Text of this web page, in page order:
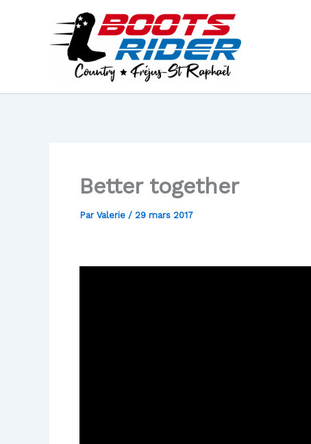
Better together
Par Valerie / 29 mars 2017